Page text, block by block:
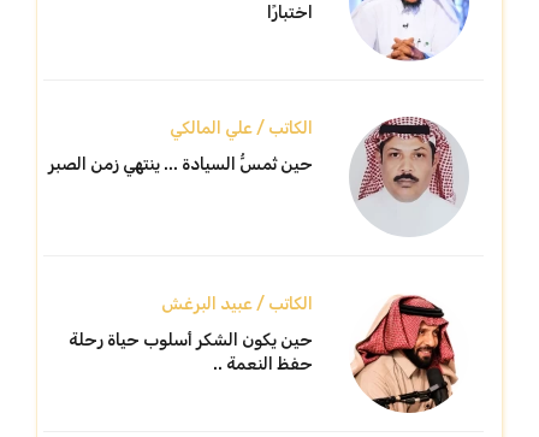
اختبارًا
الكاتب / علي المالكي
حين تُمسُّ السيادة ... ينتهي زمن الصبر
الكاتب / عبيد البرغش
حين يكون الشكر أسلوب حياة رحلة
حفظ النعمة ..